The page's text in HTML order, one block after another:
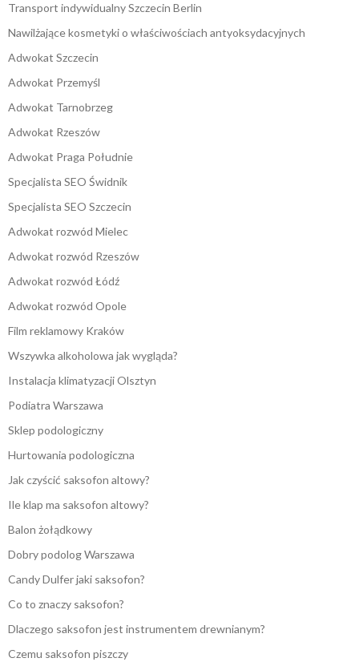
Transport indywidualny Szczecin Berlin
Nawilżające kosmetyki o właściwościach antyoksydacyjnych
Adwokat Szczecin
Adwokat Przemyśl
Adwokat Tarnobrzeg
Adwokat Rzeszów
Adwokat Praga Południe
Specjalista SEO Świdnik
Specjalista SEO Szczecin
Adwokat rozwód Mielec
Adwokat rozwód Rzeszów
Adwokat rozwód Łódź
Adwokat rozwód Opole
Film reklamowy Kraków
Wszywka alkoholowa jak wygląda?
Instalacja klimatyzacji Olsztyn
Podiatra Warszawa
Sklep podologiczny
Hurtowania podologiczna
Jak czyścić saksofon altowy?
Ile klap ma saksofon altowy?
Balon żołądkowy
Dobry podolog Warszawa
Candy Dulfer jaki saksofon?
Co to znaczy saksofon?
Dlaczego saksofon jest instrumentem drewnianym?
Czemu saksofon piszczy